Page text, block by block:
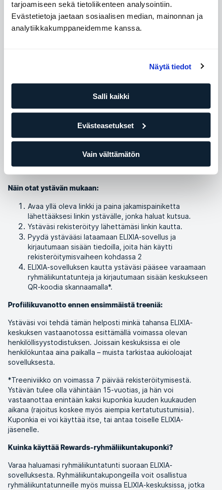
tarjoamiseen sekä tietoliikenteen analysointiin.
Evästetietoja jaetaan sosiaalisen median, mainonnan ja
analytiikkakumppaneidemme kanssa.
Näytä tiedot
Salli kaikki
Evästeasetukset
Vain välttämätön
Tämän saat:
8 kuponkia, joilla pääset
2 kuponkia, joilla saat 20 % alennusta ELIXIA Shopin
kertaostoksesta*
1 kuukauden jäädytysmahdollisuus - ilman erillistä
Kutsu ystävä ELIXIAan
ELIXIA-sovelluksen profiilisivun oikeasta yläkulmasta löydät
mahdollisuuden kutsua ja tuoda ystäväsi treenaamaan
Näin otat ystävän mukaan:
Avaa yllä oleva linkki ja paina jakamispainiketta
lähettääksesi linkin ystävälle, jonka haluat kutsua.
Ystäväsi rekisteröityy lähettämäsi linkin kautta.
Pyydä ystävääsi lataamaan ELIXIA-sovellus ja
kirjautumaan sisään tiedoilla, joita hän käytti
rekisteröitymisvaiheen kohdassa 2
ELIXIA-sovelluksen kautta ystäväsi pääsee varaamaan
ryhmäliikuntatunteja ja kirjautumaan sisään keskukseen
QR-koodia skannaamalla*.
Profiilikuvanotto ennen ensimmäistä treeniä:
Ystäväsi voi tehdä tämän helposti minkä tahansa ELIXIA-
keskuksen vastaanotossa esittämällä voimassa olevan
henkilöllisyystodistuksen. Joissain keskuksissa ei ole
henkilökuntaa aina paikalla – muista tarkistaa aukioloajat
sovelluksesta.
*Treeniviikko on voimassa 7 päivää rekisteröitymisestä.
Ystävän tulee olla vähintään 15-vuotias, ja hän voi
vastaanottaa enintään kaksi kuponkia kuuden kuukauden
aikana (rajoitus koskee myös aiempia kertatutustumisia).
Kuponkia ei voi käyttää itse, tai antaa toiselle ELIXIA-
jäsenelle.
Kuinka käyttää Rewards-ryhmäliikuntakuponki?
Varaa haluamasi ryhmäliikuntatunti suoraan ELIXIA-
sovelluksesta. Ryhmäliikuntakupongeilla voit osallistua
ryhmäliikuntatunneille myös muissa ELIXIA-keskuksissa, jotka